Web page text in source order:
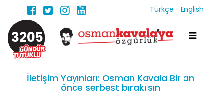
Türkçe English
3205
İletişim Yayınları: Osman Kavala Bir an
önce serbest bırakılsın